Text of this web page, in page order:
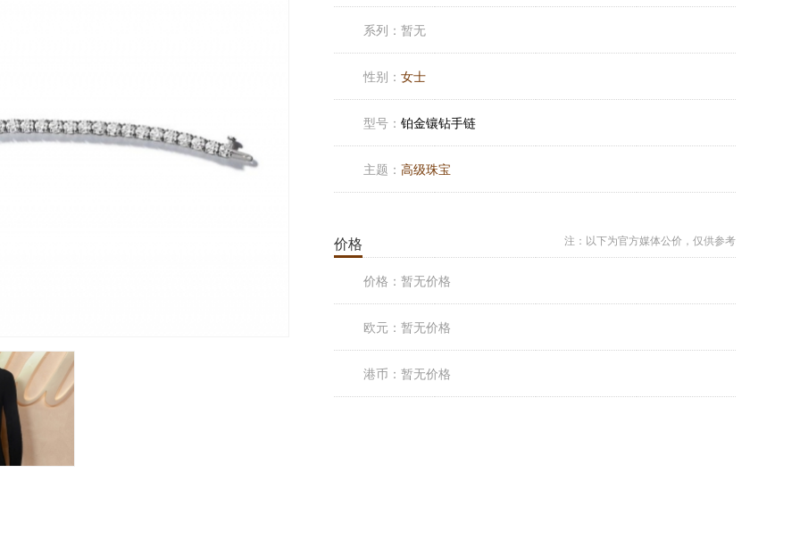
系列： 暂无
性别： 女士
型号： 铂金镶钻手链
主题： 高级珠宝
价格 注：以下为官方媒体公价，仅供参考
价格： 暂无价格
欧元： 暂无价格
港币： 暂无价格